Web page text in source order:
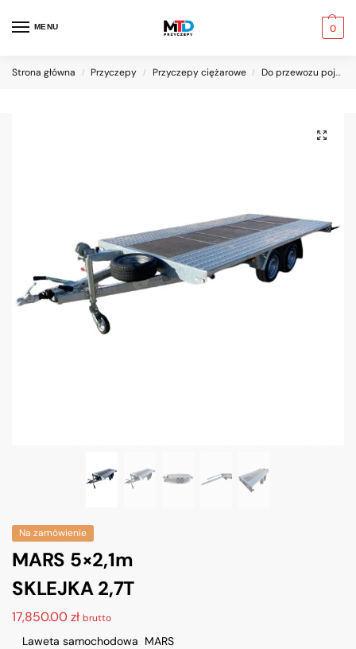
MENU 0
Strona główna / Przyczepy / Przyczepy ciężarowe / Do przewozu pojazdów
Na zamówienie
MARS 5×2,1m
SKLEJKA 2,7T
17,850.00zł brutto
Laweta samochodowa MARS